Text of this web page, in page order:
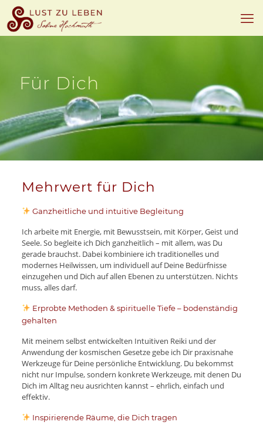
Für Dich
Mehrwert für Dich
Ganzheitliche und intuitive Begleitung
Ich arbeite mit Energie, mit Bewusstsein, mit Körper, Geist und
Seele. So begleite ich Dich ganzheitlich – mit allem, was Du
gerade brauchst. Dabei kombiniere ich traditionelles und
modernes Heilwissen, um individuell auf Deine Bedürfnisse
einzugehen und Dich auf allen Ebenen zu unterstützen. Nichts
muss, alles darf.
Erprobte Methoden & spirituelle Tiefe – bodenständig
gehalten
Mit meinem selbst entwickelten Intuitiven Reiki und der
Anwendung der kosmischen Gesetze gebe ich Dir praxisnahe
Werkzeuge für Deine persönliche Entwicklung. Du bekommst
nicht nur Impulse, sondern konkrete Werkzeuge, mit denen Du
Dich im Alltag neu ausrichten kannst – ehrlich, einfach und
effektiv.
Inspirierende Räume, die Dich tragen